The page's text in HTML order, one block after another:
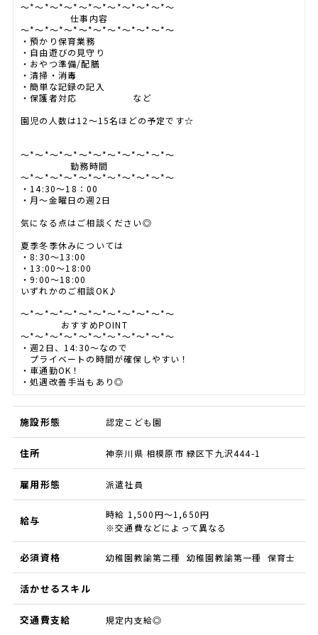
～*～*～*～*～*～*～*～*～*～*～
仕事内容
～*～*～*～*～*～*～*～*～*～*～
・預かり保育業務
・自由遊びの見守り
・おやつ準備/配膳
・清掃・消毒
・簡単な記録の記入
・保護者対応 など
園児の人数は12～15名ほどの予定です☆
～*～*～*～*～*～*～*～*～*～*～
勤務時間
～*～*～*～*～*～*～*～*～*～*～
・14:30～18：00
・月～金曜日の週2日
気になる点はご相談ください◎
夏季冬季休みについては
・8:30～13:00
・13:00～18:00
・9:00～18:00
いずれかのご相談OK♪
～*～*～*～*～*～*～*～*～*～*～
おすすめPOINT
～*～*～*～*～*～*～*～*～*～*～
・週2日、14:30～なので
プライベートの時間が確保しやすい！
・車通勤OK！
・処遇改善手当もあり◎
施設形態 認定こども園
住所 神奈川県 相模原市 緑区下九沢444-1
雇用形態 派遣社員
給与
時給 1,500円～1,650円
※交通費などによって異なる
必須資格 幼稚園教諭第二種 幼稚園教諭第一種 保育士
活かせるスキル
交通費支給 規定内支給◎